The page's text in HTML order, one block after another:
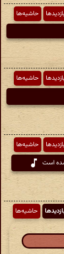
حاشیه‌ها
حاشیه‌ها
حاشیه‌ها
شده است
حاشیه‌ها